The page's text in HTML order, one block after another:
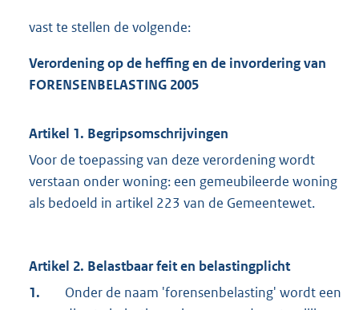
vast te stellen de volgende:
Verordening op de heffing en de invordering van
FORENSENBELASTING 2005
Artikel 1. Begripsomschrijvingen
Voor de toepassing van deze verordening wordt
verstaan onder woning: een gemeubileerde woning
als bedoeld in artikel 223 van de Gemeentewet.
Artikel 2. Belastbaar feit en belastingplicht
1.
Onder de naam 'forensenbelasting' wordt een